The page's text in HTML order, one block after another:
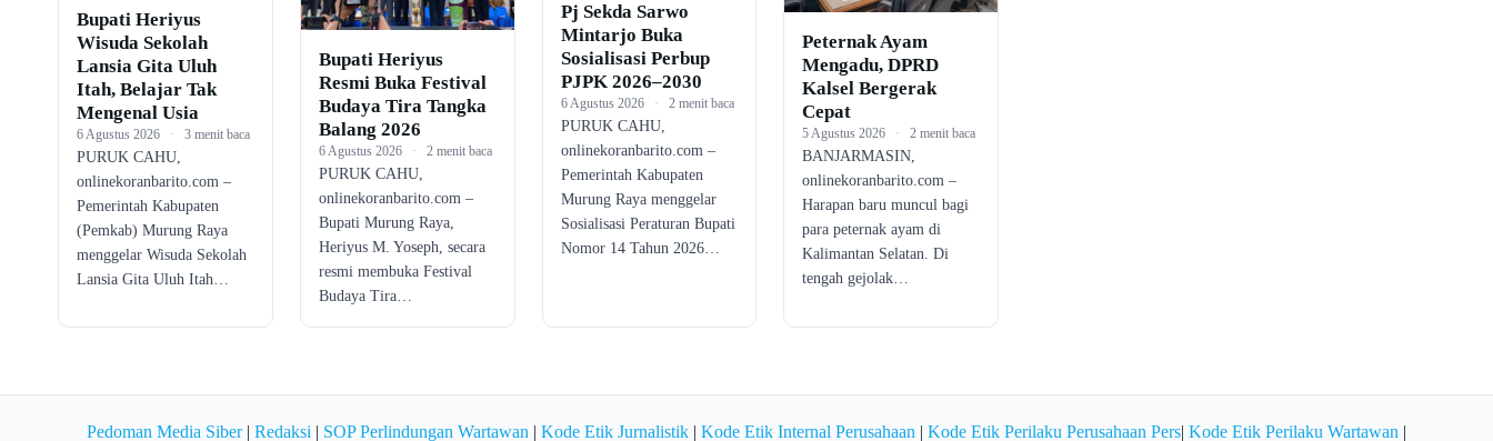
Bupati Heriyus
Wisuda Sekolah
Lansia Gita Uluh
Itah, Belajar Tak
Mengenal Usia
6 Agustus 2026 · 3 menit baca
PURUK CAHU,
onlinekoranbarito.com –
Pemerintah Kabupaten
(Pemkab) Murung Raya
menggelar Wisuda Sekolah
Lansia Gita Uluh Itah…
Bupati Heriyus
Resmi Buka Festival
Budaya Tira Tangka
Balang 2026
6 Agustus 2026 · 2 menit baca
PURUK CAHU,
onlinekoranbarito.com –
Bupati Murung Raya,
Heriyus M. Yoseph, secara
resmi membuka Festival
Budaya Tira…
Pj Sekda Sarwo
Mintarjo Buka
Sosialisasi Perbup
PJPK 2026–2030
6 Agustus 2026 · 2 menit baca
PURUK CAHU,
onlinekoranbarito.com –
Pemerintah Kabupaten
Murung Raya menggelar
Sosialisasi Peraturan Bupati
Nomor 14 Tahun 2026…
Peternak Ayam
Mengadu, DPRD
Kalsel Bergerak
Cepat
5 Agustus 2026 · 2 menit baca
BANJARMASIN,
onlinekoranbarito.com –
Harapan baru muncul bagi
para peternak ayam di
Kalimantan Selatan. Di
tengah gejolak…
Pedoman Media Siber| Redaksi | SOP Perlindungan Wartawan | Kode Etik Jurnalistik | Kode Etik Internal Perusahaan | Kode Etik Perilaku Perusahaan Pers| Kode Etik Perilaku Wartawan |